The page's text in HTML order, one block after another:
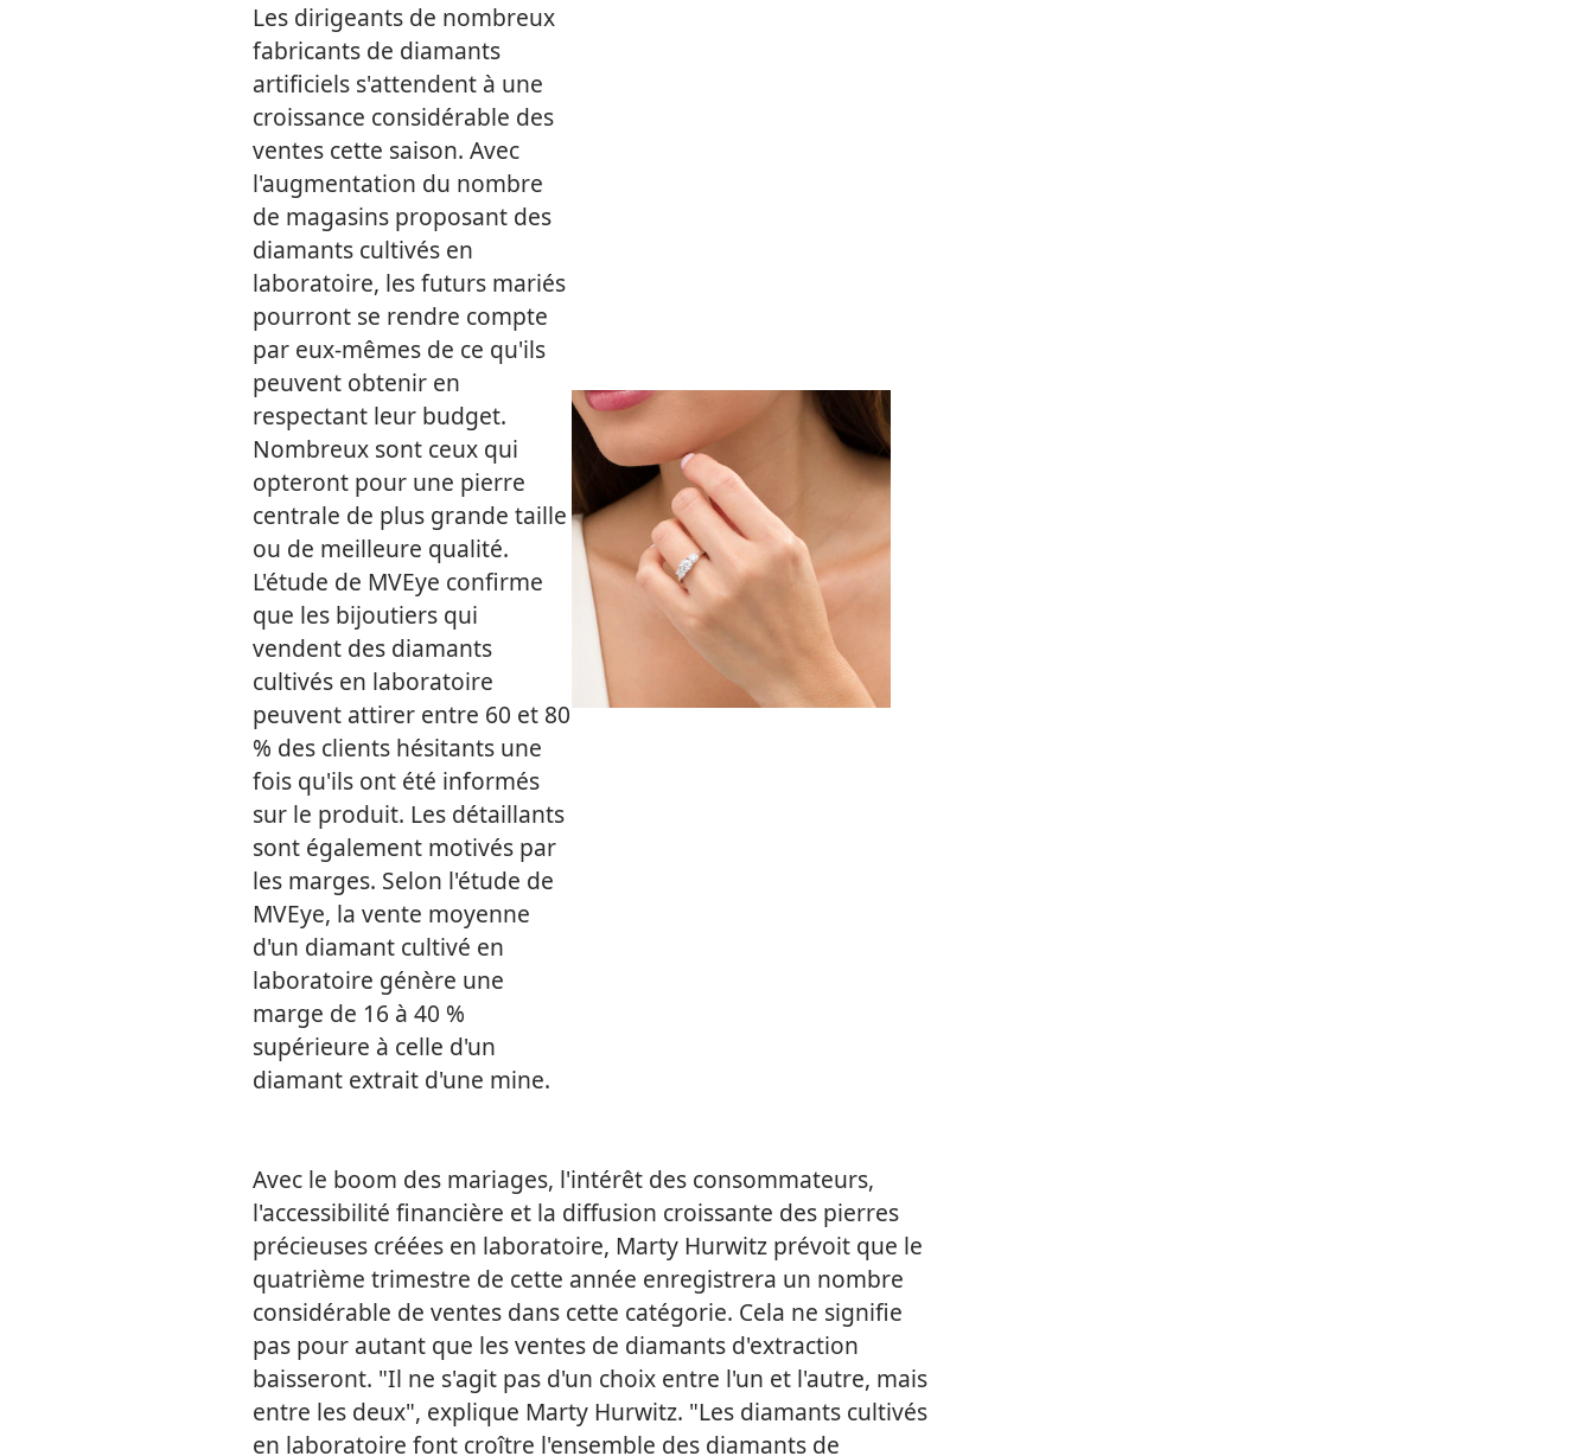
Les dirigeants de nombreux
fabricants de diamants
artificiels s'attendent à une
croissance considérable des
ventes cette saison. Avec
l'augmentation du nombre
de magasins proposant des
diamants cultivés en
laboratoire, les futurs mariés
pourront se rendre compte
par eux-mêmes de ce qu'ils
peuvent obtenir en
respectant leur budget.
Nombreux sont ceux qui
opteront pour une pierre
centrale de plus grande taille
ou de meilleure qualité.
L'étude de MVEye confirme
que les bijoutiers qui
vendent des diamants
cultivés en laboratoire
peuvent attirer entre 60 et 80
% des clients hésitants une
fois qu'ils ont été informés
sur le produit. Les détaillants
sont également motivés par
les marges. Selon l'étude de
MVEye, la vente moyenne
d'un diamant cultivé en
laboratoire génère une
marge de 16 à 40 %
supérieure à celle d'un
diamant extrait d'une mine.
Avec le boom des mariages, l'intérêt des consommateurs,
l'accessibilité financière et la diffusion croissante des pierres
précieuses créées en laboratoire, Marty Hurwitz prévoit que le
quatrième trimestre de cette année enregistrera un nombre
considérable de ventes dans cette catégorie. Cela ne signifie
pas pour autant que les ventes de diamants d'extraction
baisseront. "Il ne s'agit pas d'un choix entre l'un et l'autre, mais
entre les deux", explique Marty Hurwitz. "Les diamants cultivés
en laboratoire font croître l'ensemble des diamants de